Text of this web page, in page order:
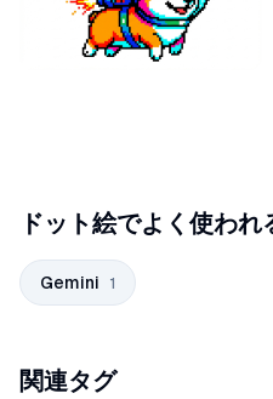
ドット絵でよく使わ
Gemini 1
関連タグ